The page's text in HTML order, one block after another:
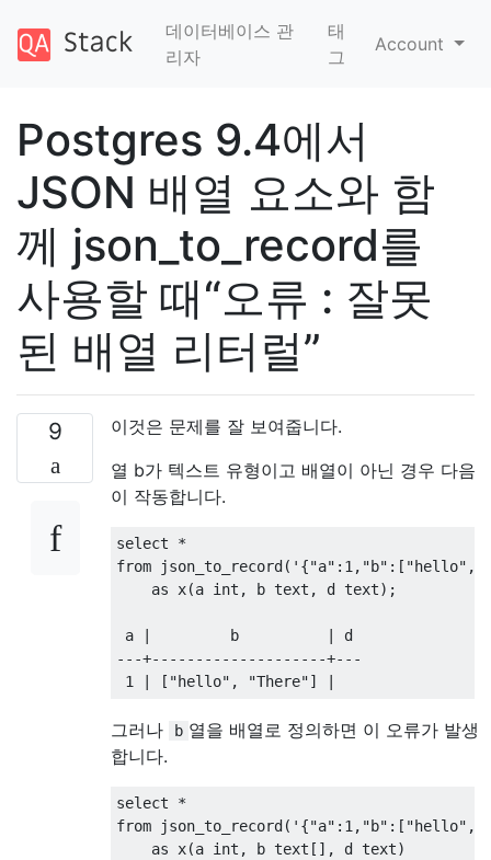
데이터베이스 관
리자
태
그
Account
Postgres 9.4에서
JSON 배열 요소와 함
께 json_to_record를
사용할 때“오류 : 잘못
된 배열 리터럴”
9
이것은 문제를 잘 보여줍니다.
열 b가 텍스트 유형이고 배열이 아닌 경우 다음
이 작동합니다.
select
*
from json_to_record ( '{"a":1,"b":["hello",
as x(a int , b text , d text);
a
         b
---+--------------------+---
1
[ "hello" , "There"]
그러나 b 열을 배열로 정의하면 이 오류가 발생
합니다.
select
*
from json_to_record ( '{"a":1,"b":["hello",
as x(a int , b text [], d text)